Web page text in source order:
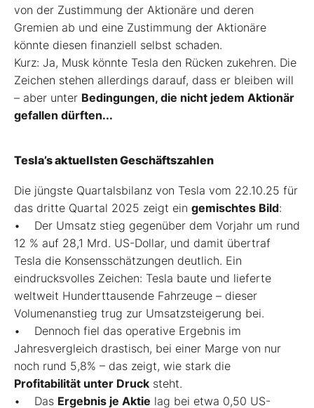
von der Zustimmung der Aktionäre und deren
Gremien ab und eine Zustimmung der Aktionäre
könnte diesen finanziell selbst schaden.
Kurz: Ja, Musk könnte Tesla den Rücken zukehren. Die
Zeichen stehen allerdings darauf, dass er bleiben will
– aber unter Bedingungen, die nicht jedem Aktionär
gefallen dürften...
Tesla’s aktuellsten Geschäftszahlen
Die jüngste Quartalsbilanz von Tesla vom 22.10.25 für
das dritte Quartal 2025 zeigt ein gemischtes Bild:
• Der Umsatz stieg gegenüber dem Vorjahr um rund
12 % auf 28,1 Mrd. US-Dollar, und damit übertraf
Tesla die Konsensschätzungen deutlich. Ein
eindrucksvolles Zeichen: Tesla baute und lieferte
weltweit Hunderttausende Fahrzeuge – dieser
Volumenanstieg trug zur Umsatzsteigerung bei.
• Dennoch fiel das operative Ergebnis im
Jahresvergleich drastisch, bei einer Marge von nur
noch rund 5,8% – das zeigt, wie stark die
Profitabilität unter Druck steht.
• Das Ergebnis je Aktie lag bei etwa 0,50 US-